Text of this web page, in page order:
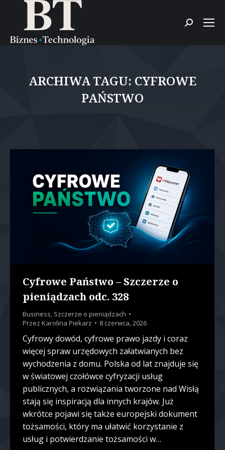
Szukaj:
ARCHIWA TAGU: CYFROWE
PAŃSTWO
Cyfrowe Państwo – Szczerze o
pieniądzach odc. 328
Business, Szczerze o pieniądzach
Przez Karolina Piekarz 8 czerwca, 2026
Cyfrowy dowód, cyfrowe prawo jazdy i coraz
więcej spraw urzędowych załatwianych bez
wychodzenia z domu. Polska od lat znajduje się
w światowej czołówce cyfryzacji usług
publicznych, a rozwiązania tworzone nad Wisłą
stają się inspiracją dla innych krajów. Już
wkrótce pojawi się także europejski dokument
tożsamości, który ma ułatwić korzystanie z
usług i potwierdzanie tożsamości w…